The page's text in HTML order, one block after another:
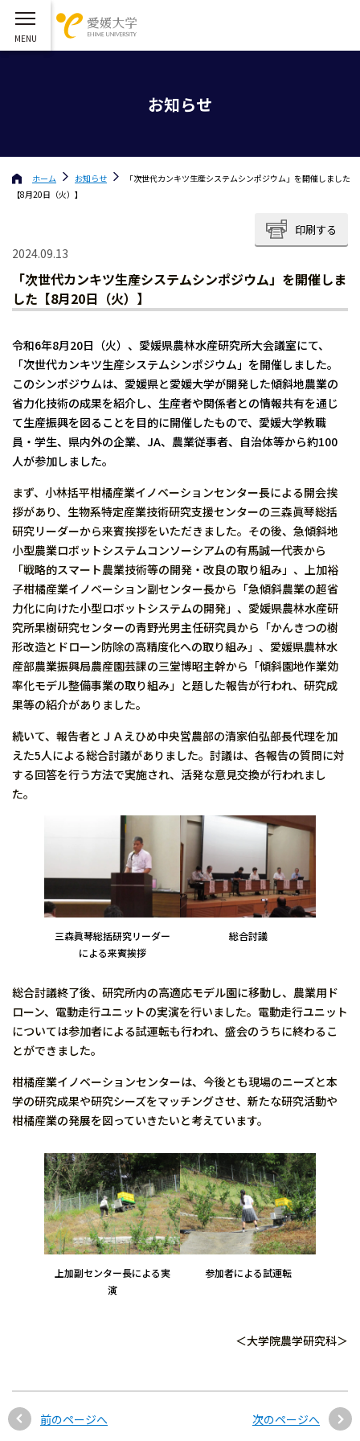
お知らせ
ホーム お知らせ
「次世代カンキツ生産システムシンポジウム」を開催しました
【8月20日（火）】
印刷する
2024.09.13
「次世代カンキツ生産システムシンポジウム」を開催しま
した【8月20日（火）】
令和6年8月20日（火）、愛媛県農林水産研究所大会議室にて、
「次世代カンキツ生産システムシンポジウム」を開催しました。
このシンポジウムは、愛媛県と愛媛大学が開発した傾斜地農業の
省力化技術の成果を紹介し、生産者や関係者との情報共有を通じ
て生産振興を図ることを目的に開催したもので、愛媛大学教職
員・学生、県内外の企業、JA、農業従事者、自治体等から約100
人が参加しました。
まず、小林括平柑橘産業イノベーションセンター長による開会挨
拶があり、生物系特定産業技術研究支援センターの三森眞琴総括
研究リーダーから来賓挨拶をいただきました。その後、急傾斜地
小型農業ロボットシステムコンソーシアムの有馬誠一代表から
「戦略的スマート農業技術等の開発・改良の取り組み」、上加裕
子柑橘産業イノベーション副センター長から「急傾斜農業の超省
力化に向けた小型ロボットシステムの開発」、愛媛県農林水産研
究所果樹研究センターの青野光男主任研究員から「かんきつの樹
形改造とドローン防除の高精度化への取り組み」、愛媛県農林水
産部農業振興局農産園芸課の三堂博昭主幹から「傾斜園地作業効
率化モデル整備事業の取り組み」と題した報告が行われ、研究成
果等の紹介がありました。
続いて、報告者とＪＡえひめ中央営農部の清家伯弘部長代理を加
えた5人による総合討議がありました。討議は、各報告の質問に対
する回答を行う方法で実施され、活発な意見交換が行われまし
た。
三森眞琴総括研究リーダー
による来賓挨拶
総合討議
総合討議終了後、研究所内の高適応モデル園に移動し、農業用ド
ローン、電動走行ユニットの実演を行いました。電動走行ユニット
については参加者による試運転も行われ、盛会のうちに終わるこ
とができました。
柑橘産業イノベーションセンターは、今後とも現場のニーズと本
学の研究成果や研究シーズをマッチングさせ、新たな研究活動や
柑橘産業の発展を図っていきたいと考えています。
上加副センター長による実
演
参加者による試運転
＜大学院農学研究科＞
前のページへ 次のページへ